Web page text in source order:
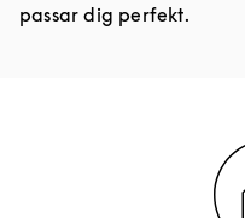
passar dig perfekt.